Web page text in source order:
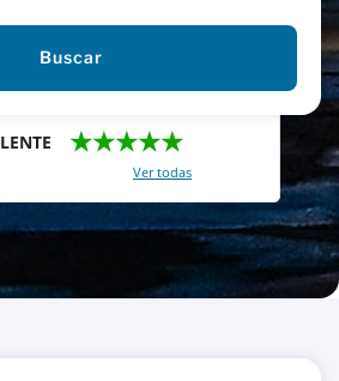
Buscar
★★★★★
Ver todas